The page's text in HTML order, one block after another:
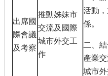
出席國
際會議
及考察
推動姊妹市
交流及國際
城市外交工
作
活動
係。
二、
產業
城市外